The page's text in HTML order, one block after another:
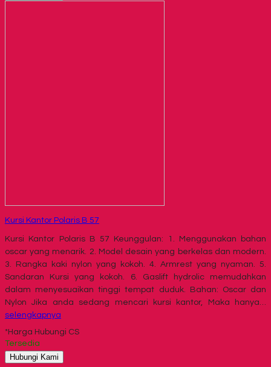
Kursi Kantor Polaris B 57
Kursi Kantor Polaris B 57 Keunggulan: 1. Menggunakan bahan
oscar yang menarik. 2. Model desain yang berkelas dan modern.
3. Rangka kaki nylon yang kokoh. 4. Armrest yang nyaman. 5.
Sandaran Kursi yang kokoh. 6. Gaslift hydrolic memudahkan
dalam menyesuaikan tinggi tempat duduk. Bahan: Oscar dan
Nylon Jika anda sedang mencari kursi kantor, Maka hanya…
selengkapnya
*Harga Hubungi CS
Tersedia
Hubungi Kami